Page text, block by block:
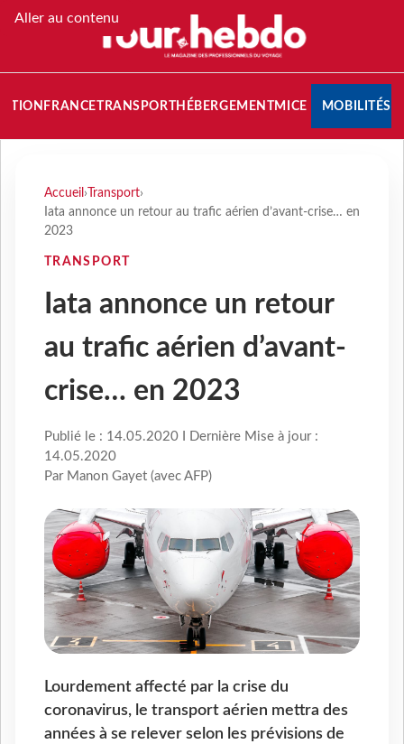
Aller au contenu
FRANCETRANSPORT HÉBERGEMENTMICE MOBILITÉS
Accueil › Transport›
Iata annonce un retour au trafic aérien d’avant-crise… en
2023
TRANSPORT
Iata annonce un retour
au trafic aérien d’avant-
crise… en 2023
Publié le : 14.05.2020 I Dernière Mise à jour :
14.05.2020
Par Manon Gayet (avec AFP)
Lourdement affecté par la crise du
coronavirus, le transport aérien mettra des
années à se relever selon les prévisions de